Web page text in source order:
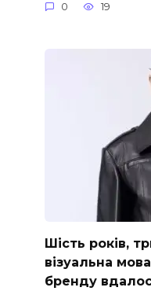
0 19
Шість років,
візуальна
бренду